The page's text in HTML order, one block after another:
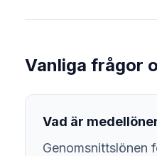
Vanliga frågor
Vad är
Genomsnittslönen